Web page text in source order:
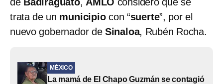
trata de un municipiocon “suerte”, por el
nuevo gobernador de Sinaloa, Rubén Rocha.
MÉXICO
La mamá de El Chapo Guzmán se contagió